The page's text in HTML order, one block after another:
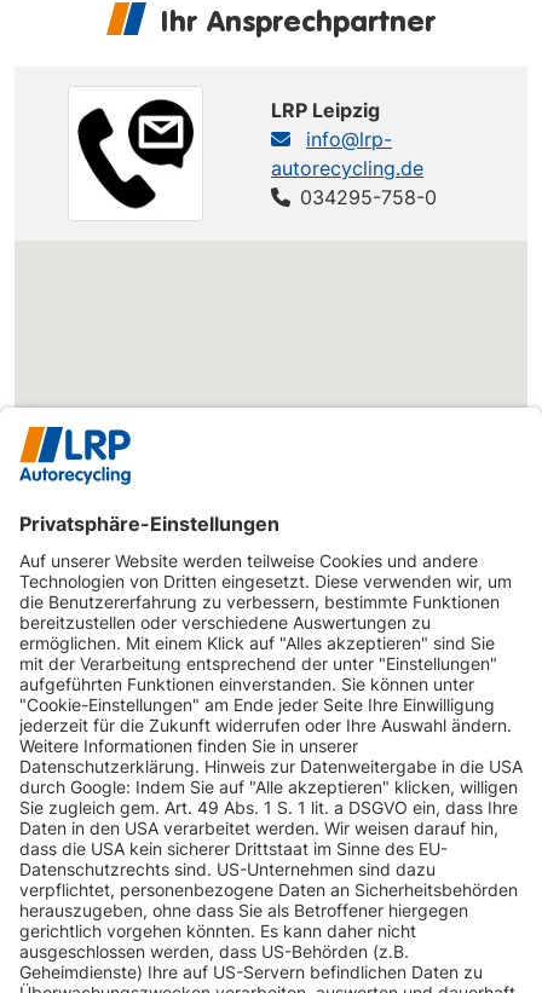
Ihr Ansprechpartner
LRP Leipzig
info@lrp-
autorecycling.de
034295-758-0
INFORMATIONEN
KUNDENSERVICE
INFORMATIONEN
ZAHLUNGSARTEN